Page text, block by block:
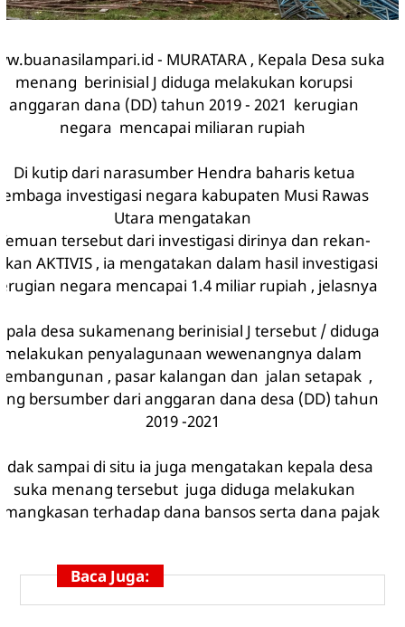
- MURATARA , Kepala Desa suka
menang berinisial J diduga melakukan korupsi
anggaran dana (DD) tahun 2019 - 2021 kerugian
negara mencapai miliaran rupiah
Di kutip dari narasumber Hendra baharis ketua
lembaga investigasi negara kabupaten Musi Rawas
Utara mengatakan
tersebut dari investigasi dirinya dan rekan-
AKTIVIS , ia mengatakan dalam hasil investigasi
negara mencapai 1.4 miliar rupiah , jelasnya
desa sukamenang berinisial J tersebut / diduga
melakukan penyalagunaan wewenangnya dalam
, pasar kalangan dan jalan setapak ,
bersumber dari anggaran dana desa (DD) tahun
2019 -2021
sampai di situ ia juga mengatakan kepala desa
suka menang tersebut juga diduga melakukan
terhadap dana bansos serta dana pajak
Baca Juga: